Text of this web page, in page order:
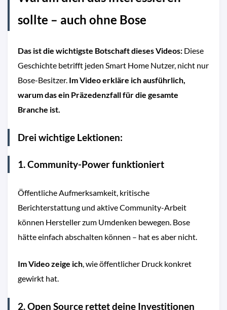
sollte – auch ohne Bose
Das ist die wichtigste Botschaft dieses Videos: Diese
Geschichte betrifft jeden Smart Home Nutzer, nicht nur
Bose-Besitzer. Im Video erkläre ich ausführlich,
warum das ein Präzedenzfall für die gesamte
Branche ist.
Drei wichtige Lektionen:
1. Community-Power funktioniert
Öffentliche Aufmerksamkeit, kritische
Berichterstattung und aktive Community-Arbeit
können Hersteller zum Umdenken bewegen. Bose
hätte einfach abschalten können – hat es aber nicht.
Im Video zeige ich , wie öffentlicher Druck konkret
gewirkt hat.
2. Open Source rettet deine Investitionen